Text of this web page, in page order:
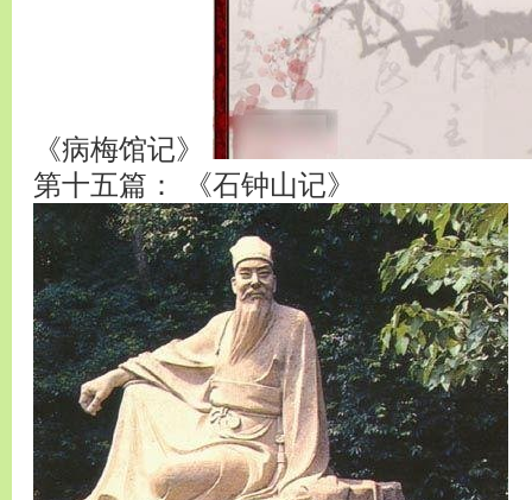
《病梅馆记》
第十五篇： 《石钟山记》